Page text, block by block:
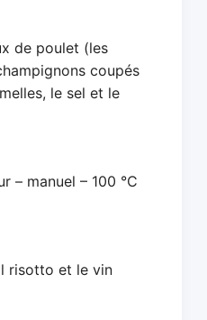
de poulet (les
coupés
le sel et le
– manuel – 100 °C
risotto et le vin